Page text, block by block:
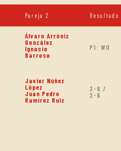
Pareja 2 Resultado
Álvaro Arróniz
González
Ignacio
Barroso
P1: WO
Javier Núñez
López
Juan Pedro
Ramírez Ruiz
3-6 /
2-6